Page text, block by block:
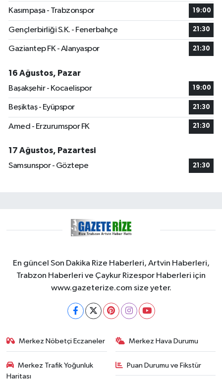
Kasımpaşa - Trabzonspor 19:00
Gençlerbirliği S.K. - Fenerbahçe 21:30
Gaziantep FK - Alanyaspor 21:30
16 Ağustos, Pazar
Başakşehir - Kocaelispor
19:00
Beşiktaş - Eyüpspor 21:30
Amed - Erzurumspor FK 21:30
17 Ağustos, Pazartesi
Samsunspor - Göztepe
21:30
En güncel Son Dakika Rize Haberleri, Artvin Haberleri,
Trabzon Haberleri ve Çaykur Rizespor Haberleri için
www.gazeterize.com size yeter.
Merkez Nöbetçi Eczaneler Merkez Hava Durumu
Merkez Trafik Yoğunluk
Haritası
Puan Durumu ve Fikstür